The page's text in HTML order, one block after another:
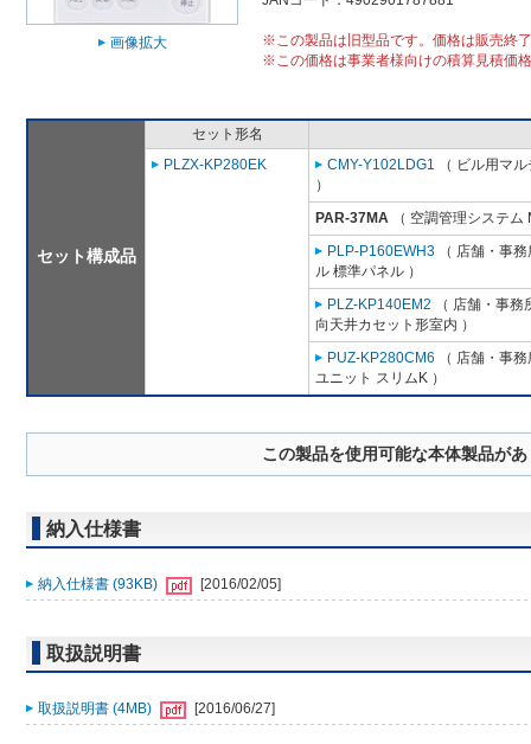
画像拡大
※この製品は旧型品です。価格は販売終
※この価格は事業者様向けの積算見積価
セット構成品
セット形名
PLZX-KP280EK
CMY-Y102LDG1 （ ビル用マ
）
PAR-37MA （ 空調管理システム
PLP-P160EWH3 （ 店舗・事
ル 標準パネル ）
PLZ-KP140EM2 （ 店舗・事
向天井カセット形室内 ）
PUZ-KP280CM6 （ 店舗・事
ユニット スリムK ）
この製品を使用可能な本体製品が
納入仕様書
納入仕様書 (93KB) [2016/02/05]
取扱説明書
取扱説明書 (4MB) [2016/06/27]